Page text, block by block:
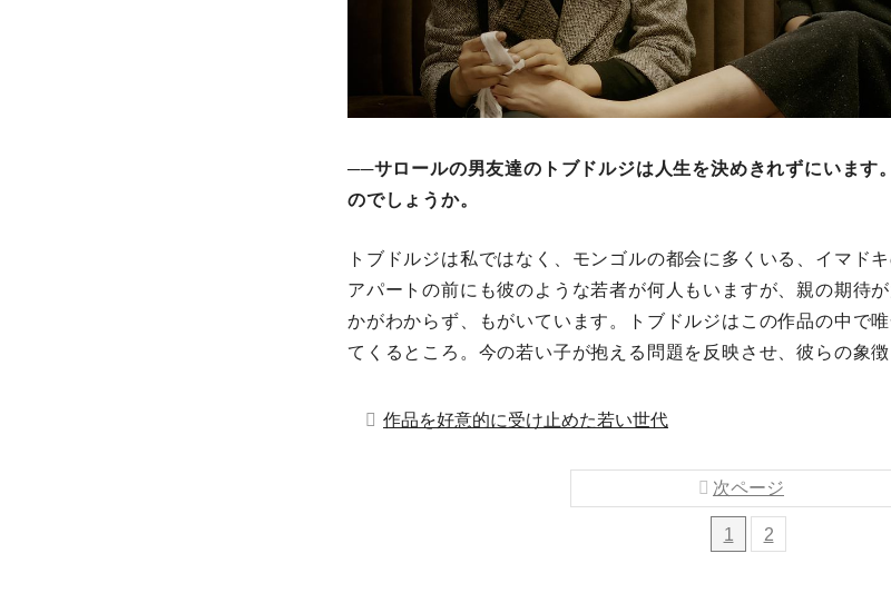
──サロールの男友達のトブドルジは人生を決めきれずにいます
のでしょうか。
トブドルジは私ではなく、モンゴルの都会に多くいる、イマド
アパートの前にも彼のような若者が何人もいますが、親の期待
かがわからず、もがいています。トブドルジはこの作品の中で
てくるところ。今の若い子が抱える問題を反映させ、彼らの象徴
作品を好意的に受け止めた若い世代
1 2
次ページ